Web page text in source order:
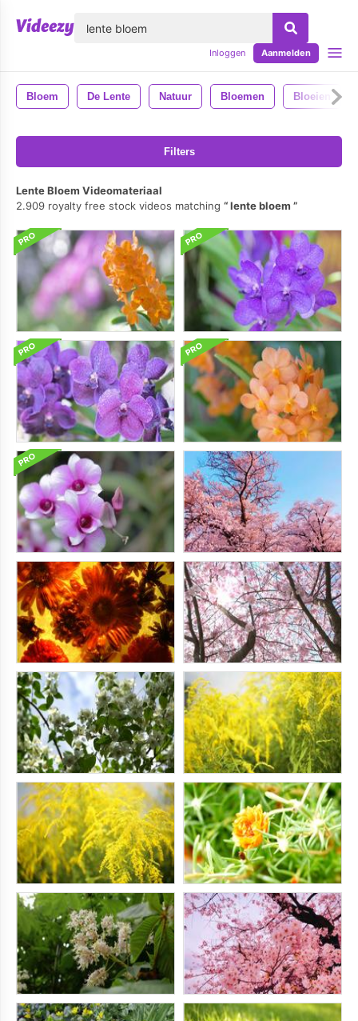
Inloggen Aanmelden
Bloem De Lente Natuur Bloemen Bloeien
Filters
Lente Bloem Videomateriaal
2.909 royalty free stock videos matching
lente bloem